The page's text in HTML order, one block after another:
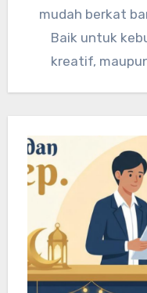
mudah berkat
Baik untuk
kreatif,